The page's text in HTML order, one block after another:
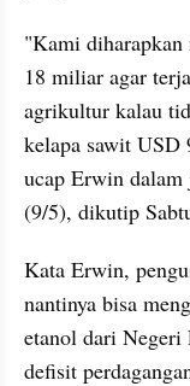
"Kami diharapkan
18 miliar agar
agrikultur kalau
kelapa sawit
ucap Erwin dalam
(9/5), dikutip
Kata Erwin,
nantinya bisa
etanol dari Negeri
defisit